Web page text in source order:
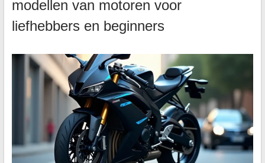
modellen van motoren voor
liefhebbers en beginners